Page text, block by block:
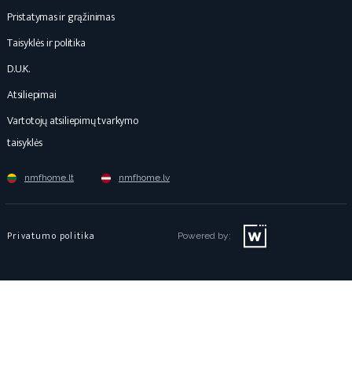
Pristatymas ir grąžinimas
Taisyklės ir politika
D.U.K.
Atsiliepimai
Vartotojų atsiliepimų tvarkymo
taisyklės
nmfhome.lt nmfhome.lv
Privatumo politika Powered by: